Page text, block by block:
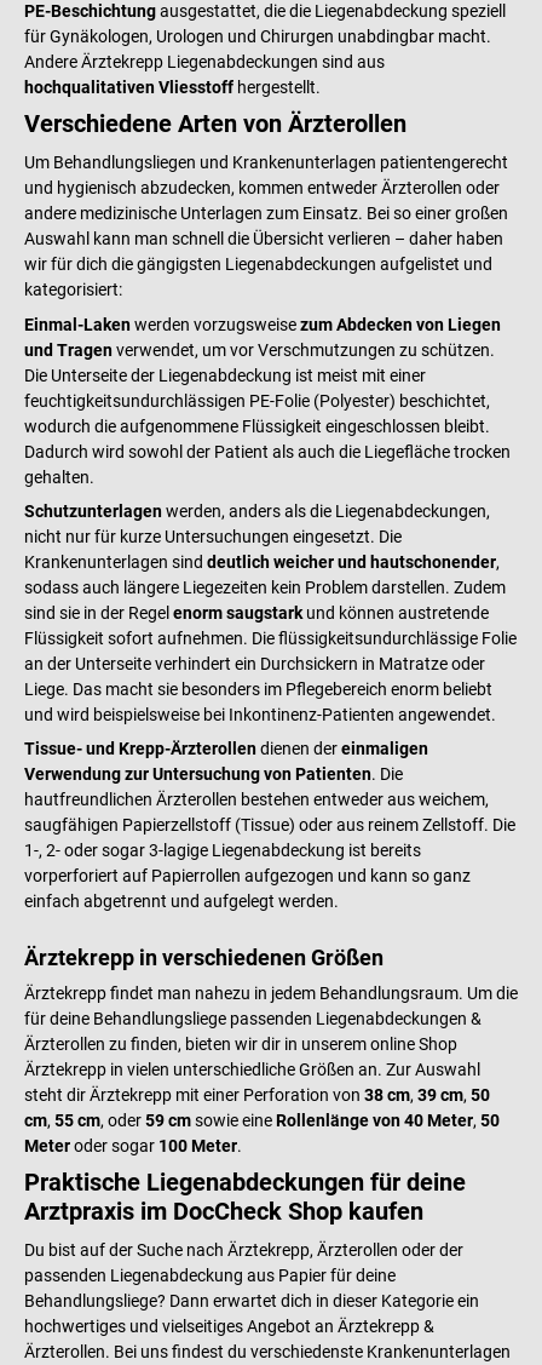
PE-Beschichtungausgestattet, die die Liegenabdeckung speziell
für Gynäkologen, Urologen und Chirurgen unabdingbar macht.
Andere Ärztekrepp Liegenabdeckungen sind aus
hochqualitativen Vliesstoff hergestellt.
Verschiedene Arten von Ärzterollen
Um Behandlungsliegen und Krankenunterlagen patientengerecht
und hygienisch abzudecken, kommen entweder Ärzterollen oder
andere medizinische Unterlagen zum Einsatz. Bei so einer großen
Auswahl kann man schnell die Übersicht verlieren – daher haben
wir für dich die gängigsten Liegenabdeckungen aufgelistet und
kategorisiert:
Einmal-Lakenwerden vorzugsweisezum Abdecken von Liegen
und Tragenverwendet, um vor Verschmutzungen zu schützen.
Die Unterseite der Liegenabdeckung ist meist mit einer
feuchtigkeitsundurchlässigen PE-Folie (Polyester) beschichtet,
wodurch die aufgenommene Flüssigkeit eingeschlossen bleibt.
Dadurch wird sowohl der Patient als auch die Liegefläche trocken
gehalten.
Schutzunterlagenwerden, anders als die Liegenabdeckungen,
nicht nur für kurze Untersuchungen eingesetzt. Die
Krankenunterlagen sind deutlich weicher und hautschonender,
sodass auch längere Liegezeiten kein Problem darstellen. Zudem
sind sie in der Regelenorm saugstark und können austretende
Flüssigkeit sofort aufnehmen. Die flüssigkeitsundurchlässige Folie
an der Unterseite verhindert ein Durchsickern in Matratze oder
Liege. Das macht sie besonders im Pflegebereich enorm beliebt
und wird beispielsweise bei Inkontinenz-Patienten angewendet.
Tissue- und Krepp-Ärzterollendienen dereinmaligen
Verwendung zur Untersuchung von Patienten. Die
hautfreundlichen Ärzterollen bestehen entweder aus weichem,
saugfähigen Papierzellstoff (Tissue) oder aus reinem Zellstoff. Die
1-, 2- oder sogar 3-lagige Liegenabdeckung ist bereits
vorperforiert auf Papierrollen aufgezogen und kann so ganz
einfach abgetrennt und aufgelegt werden.
Ärztekrepp in verschiedenen Größen
Ärztekrepp findet man nahezu in jedem Behandlungsraum. Um die
für deine Behandlungsliege passenden Liegenabdeckungen &
Ärzterollen zu finden, bieten wir dir in unserem online Shop
Ärztekrepp in vielen unterschiedliche Größen an. Zur Auswahl
steht dir Ärztekrepp mit einer Perforation von 38 cm, 39 cm, 50
cm, 55 cm, oder59 cmsowie eineRollenlänge von 40 Meter, 50
Meteroder sogar 100 Meter.
Praktische Liegenabdeckungen für deine
Arztpraxis im DocCheck Shop kaufen
Du bist auf der Suche nach Ärztekrepp, Ärzterollen oder der
passenden Liegenabdeckung aus Papier für deine
Behandlungsliege? Dann erwartet dich in dieser Kategorie ein
hochwertiges und vielseitiges Angebot an Ärztekrepp &
Ärzterollen. Bei uns findest du verschiedenste Krankenunterlagen